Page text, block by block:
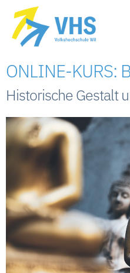
ONLINE-KURS:
Historische Gestalt